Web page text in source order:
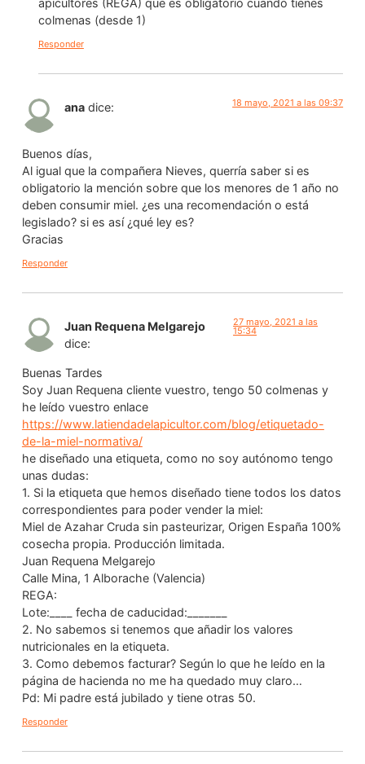
apicultores (REGA) que es obligatorio cuando tienes
colmenas (desde 1)
Responder
ana dice: 18 mayo, 2021 a las 09:37
Buenos días,
Al igual que la compañera Nieves, querría saber si es
obligatorio la mención sobre que los menores de 1 año no
deben consumir miel. ¿es una recomendación o está
legislado? si es así ¿qué ley es?
Gracias
Responder
Juan Requena Melgarejo
dice:
27 mayo, 2021 a las
15:34
Buenas Tardes
Soy Juan Requena cliente vuestro, tengo 50 colmenas y
he leído vuestro enlace
https://www.latiendadelapicultor.com/blog/etiquetado-
de-la-miel-normativa/
he diseñado una etiqueta, como no soy autónomo tengo
unas dudas:
1. Si la etiqueta que hemos diseñado tiene todos los datos
correspondientes para poder vender la miel:
Miel de Azahar Cruda sin pasteurizar, Origen España 100%
cosecha propia. Producción limitada.
Juan Requena Melgarejo
Calle Mina, 1 Alborache (Valencia)
REGA:
Lote:____ fecha de caducidad:_______
2. No sabemos si tenemos que añadir los valores
nutricionales en la etiqueta.
3. Como debemos facturar? Según lo que he leído en la
página de hacienda no me ha quedado muy claro…
Pd: Mi padre está jubilado y tiene otras 50.
Responder